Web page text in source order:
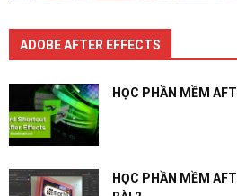
ADOBE AFTER EFFECTS
HỌC PHẦN MỀM
HỌC PHẦN MỀM